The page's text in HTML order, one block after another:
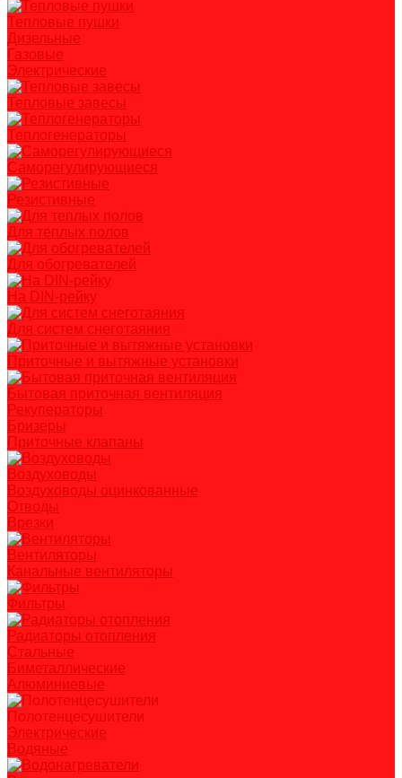
Тепловые пушки
Дизельные
Газовые
Электрические
Тепловые завесы
Теплогенераторы
Саморегулирующиеся
Резистивные
Для теплых полов
Для обогревателей
На DIN-рейку
Для систем снеготаяния
Приточные и вытяжные установки
Бытовая приточная вентиляция
Рекуператоры
Бризеры
Приточные клапаны
Воздуховоды
Воздуховоды оцинкованные
Отводы
Врезки
Вентиляторы
Канальные вентиляторы
Фильтры
Радиаторы отопления
Стальные
Биметаллические
Алюминиевые
Полотенцесушители
Электрические
Водяные